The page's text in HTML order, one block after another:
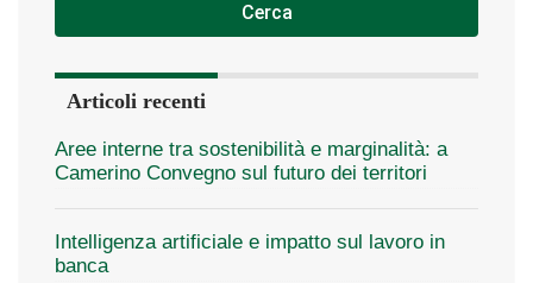
Cerca
Articoli recenti
Aree interne tra sostenibilità e marginalità: a
Camerino Convegno sul futuro dei territori
Intelligenza artificiale e impatto sul lavoro in
banca